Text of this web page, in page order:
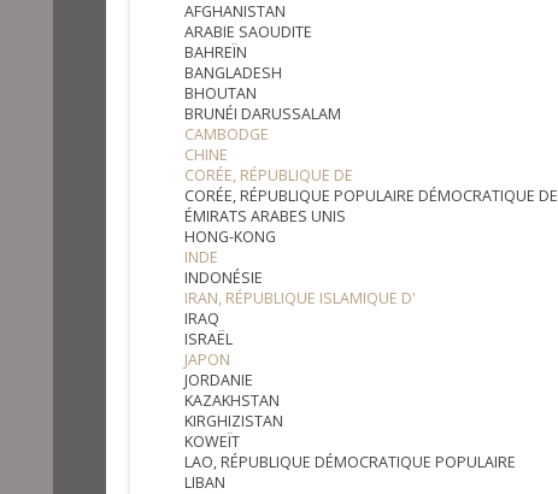
AFGHANISTAN
ARABIE SAOUDITE
BAHREÏN
BANGLADESH
BHOUTAN
BRUNÉI DARUSSALAM
CAMBODGE
CHINE
CORÉE, RÉPUBLIQUE DE
CORÉE, RÉPUBLIQUE POPULAIRE DÉMOCRATIQUE DE
ÉMIRATS ARABES UNIS
HONG-KONG
INDE
INDONÉSIE
IRAN, RÉPUBLIQUE ISLAMIQUE D'
IRAQ
ISRAËL
JAPON
JORDANIE
KAZAKHSTAN
KIRGHIZISTAN
KOWEÏT
LAO, RÉPUBLIQUE DÉMOCRATIQUE POPULAIRE
LIBAN